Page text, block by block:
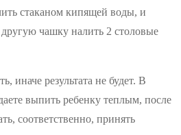
стаканом кипящей воды, и
другую чашку налить 2 столовые
иначе результата не будет. В
выпить ребенку теплым, после
соответственно, принять